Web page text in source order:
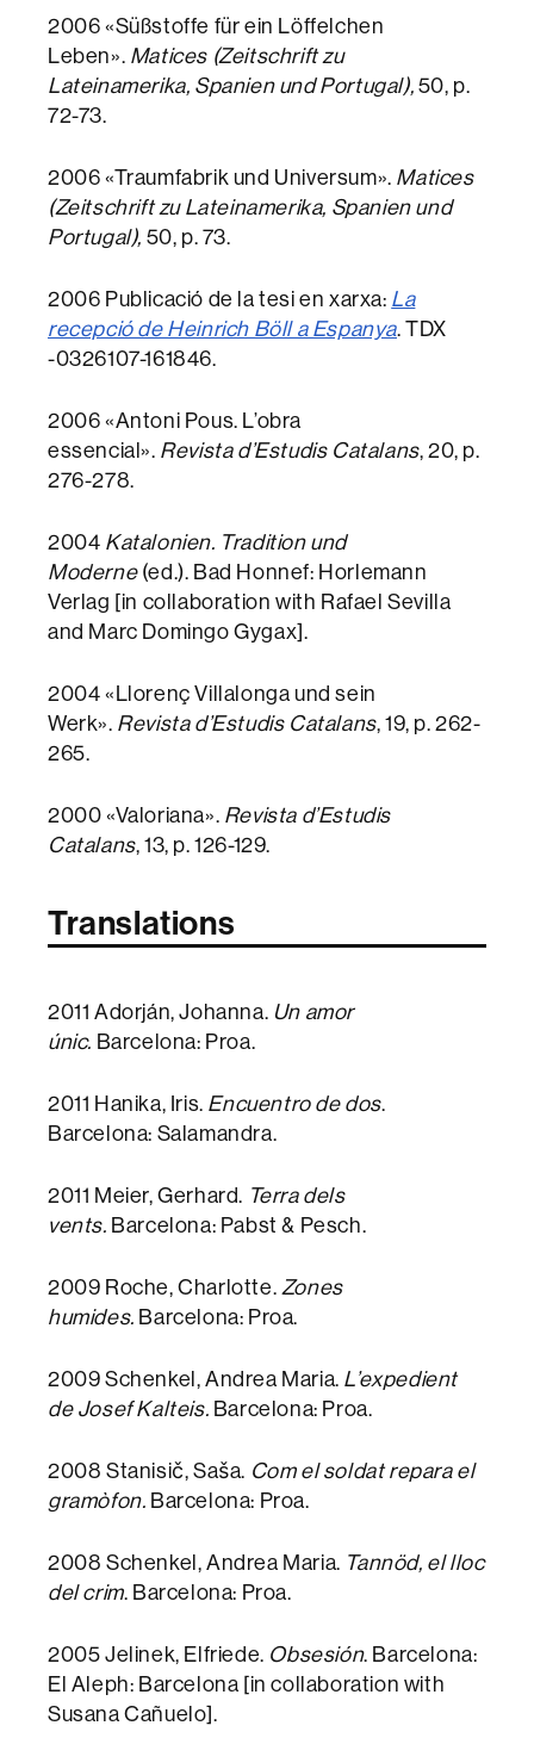
2006 «Süßstoffe für ein Löffelchen
Leben». Matices (Zeitschrift zu
Lateinamerika, Spanien und Portugal), 50, p.
72-73.
2006 «Traumfabrik und Universum». Matices
(Zeitschrift zu Lateinamerika, Spanien und
Portugal), 50, p. 73.
2006 Publicació de la tesi en xarxa: La
recepció de Heinrich Böll a Espanya. TDX
-0326107-161846.
2006 «Antoni Pous. L’obra
essencial». Revista d’Estudis Catalans, 20, p.
276-278.
2004 Katalonien. Tradition und
Moderne(ed.). Bad Honnef: Horlemann
Verlag [in collaboration with Rafael Sevilla
and Marc Domingo Gygax].
2004 «Llorenç Villalonga und sein
Werk». Revista d’Estudis Catalans, 19, p. 262-
265.
2000 «Valoriana». Revista d’Estudis
Catalans, 13, p. 126-129.
Translations
2011 Adorján, Johanna. Un amor
únic. Barcelona: Proa.
2011 Hanika, Iris. Encuentro de dos.
Barcelona: Salamandra.
2011 Meier, Gerhard. Terra dels
vents. Barcelona: Pabst & Pesch.
2009 Roche, Charlotte. Zones
humides. Barcelona: Proa.
2009 Schenkel, Andrea Maria. L’expedient
de Josef Kalteis. Barcelona: Proa.
2008 Stanisič, Saša. Com el soldat repara el
gramòfon. Barcelona: Proa.
2008 Schenkel, Andrea Maria. Tannöd, el lloc
del crim. Barcelona: Proa.
2005 Jelinek, Elfriede. Obsesión. Barcelona:
El Aleph: Barcelona [in collaboration with
Susana Cañuelo].